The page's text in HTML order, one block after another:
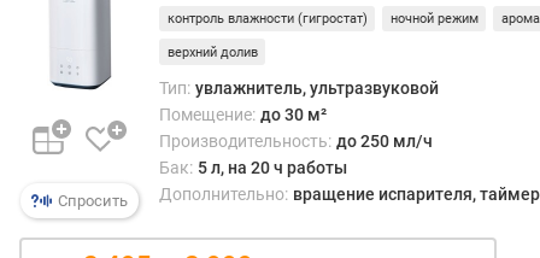
п
е
е
н
я
(
Спросить
контроль влажности (гигростат) ночной режим
верхний долив
Тип: увлажнитель, ультразвуковой
Помещение: до 30 м²
Производительность: до 250 мл/ч
Бак: 5 л, на 20 ч работы
Дополнительно: вращение испарителя,